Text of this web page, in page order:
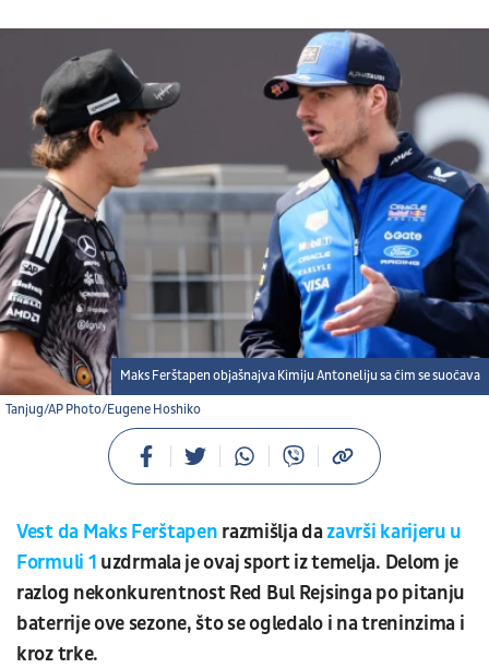
Tanjug/AP Photo/Eugene Hoshiko
Maks Ferštapen objašnajva Kimiju Antoneliju sa čim se suočava
Vest da Maks Ferštapen razmišlja dazavrši karijeru u
Formuli 1 uzdrmala je ovaj sport iz temelja. Delom je
razlog nekonkurentnost Red Bul Rejsinga po pitanju
baterrije ove sezone, što se ogledalo i na treninzima i
kroz trke.